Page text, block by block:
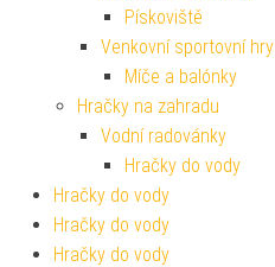
Pískoviště
Venkovní sportovní hry
Míče a balónky
Hračky na zahradu
Vodní radovánky
Hračky do vody
Hračky do vody
Hračky do vody
Hračky do vody